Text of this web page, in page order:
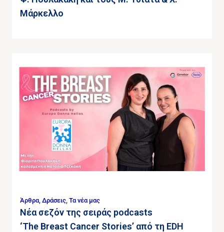
Μάρκελλο
Άρθρα Δράσεις Τα νέα μας
Νέα σεζόν της σειράς podcasts
‘The Breast Cancer Stories’ από τη EDH